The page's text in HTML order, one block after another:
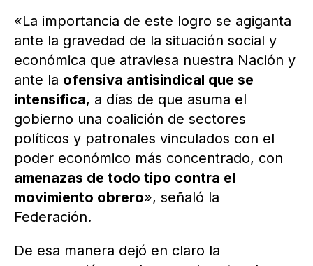
«La importancia de este logro se agiganta
ante la gravedad de la situación social y
económica que atraviesa nuestra Nación y
ante la ofensiva antisindical que se
intensifica, a días de que asuma el
gobierno una coalición de sectores
políticos y patronales vinculados con el
poder económico más concentrado, con
amenazas de todo tipo contra el
movimiento obrero», señaló la
Federación.
De esa manera dejó en claro la